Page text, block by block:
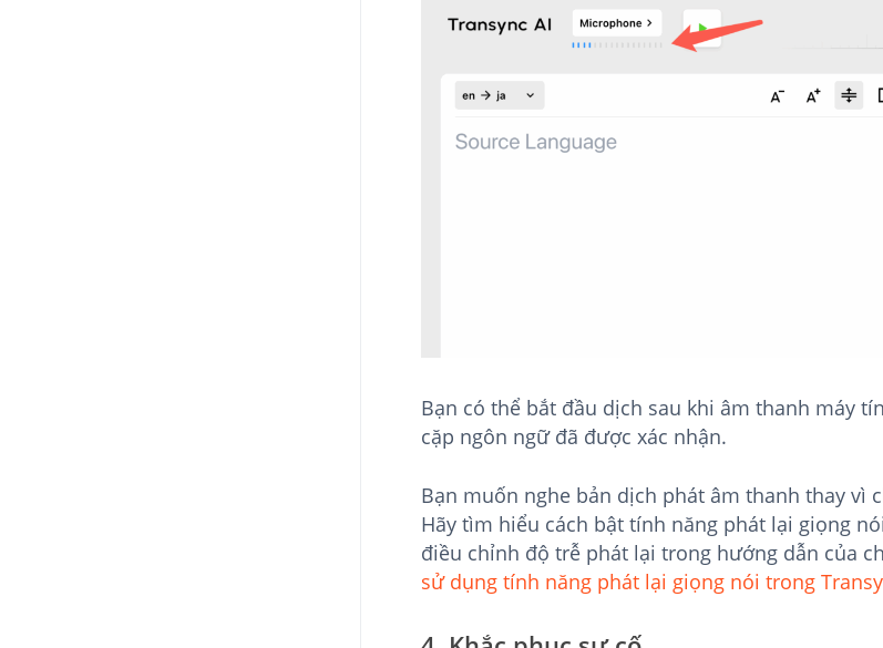
Bạn có thể bắt đầu dịch sau khi âm thanh máy
cặp ngôn ngữ đã được xác nhận.
Bạn muốn nghe bản dịch phát âm thanh thay vì
Hãy tìm hiểu cách bật tính năng phát lại giọng
điều chỉnh độ trễ phát lại trong hướng dẫn của
sử dụng tính năng phát lại giọng nói trong